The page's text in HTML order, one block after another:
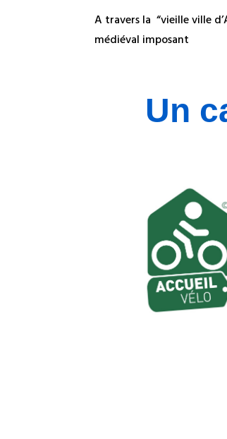
A travers la “vieille ville
médiéval imposant
Un